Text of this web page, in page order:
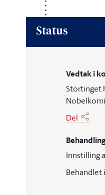
Status
Vedtak i
Stortinget
Del
Innstilling
Behandlet